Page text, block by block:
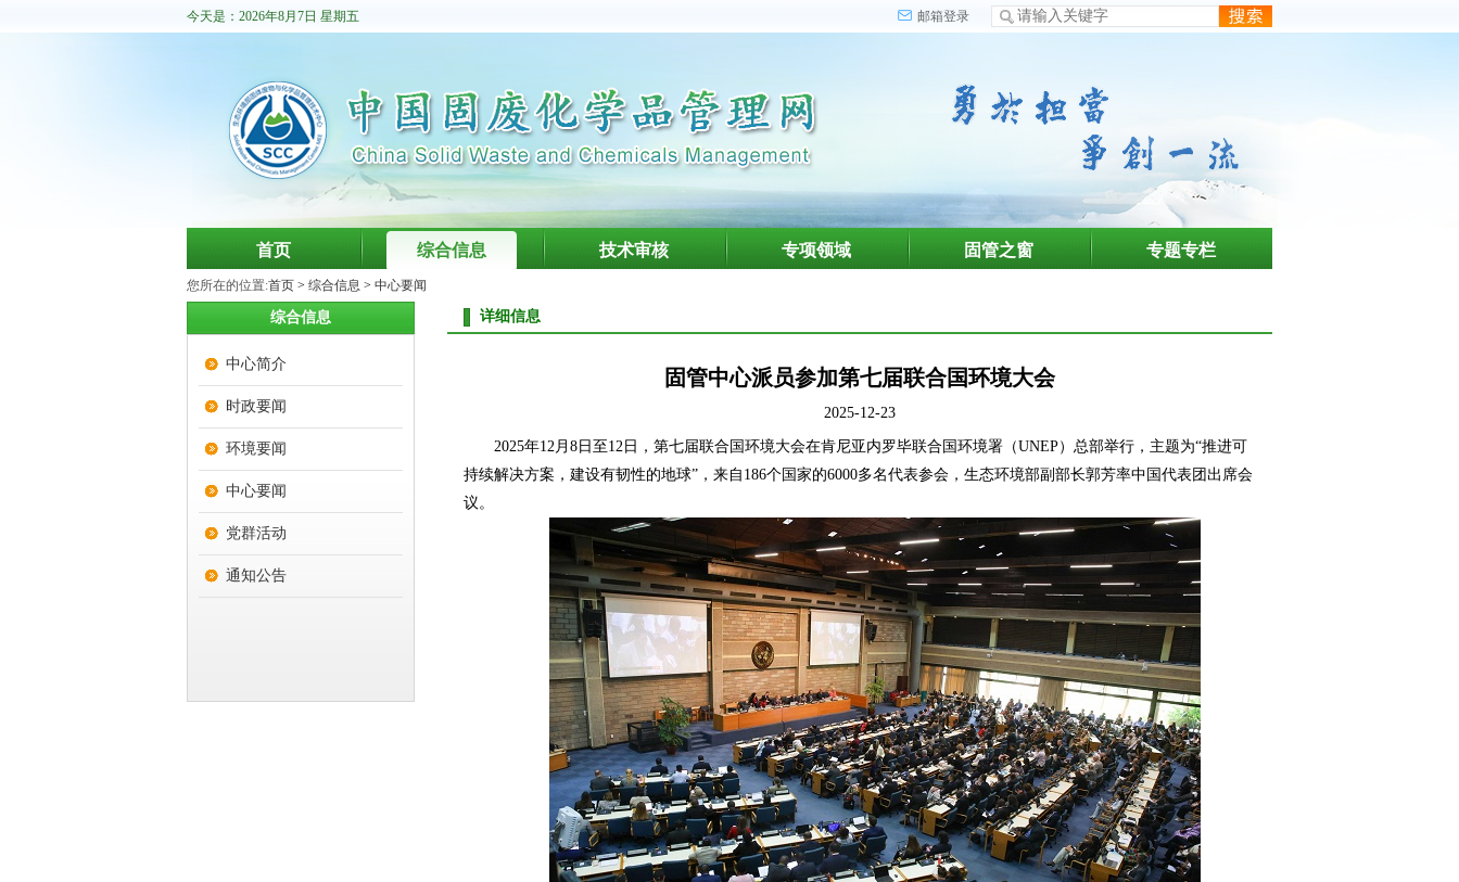
今天是：2026年8月7日 星期五 邮箱登录
首页 综合信息 技术审核 专项领域 固管之窗 专题专栏
您所在的位置:首页 > 综合信息 > 中心要闻
综合信息
中心简介
时政要闻
环境要闻
中心要闻
党群活动
通知公告
详细信息
固管中心派员参加第七届联合国环境大会
2025-12-23
2025年12月8日至12日，第七届联合国环境大会在肯尼亚内罗毕联合国环境署（UNEP）总部举行，主题为“推进可
持续解决方案，建设有韧性的地球”，来自186个国家的6000多名代表参会，生态环境部副部长郭芳率中国代表团出席会
议。